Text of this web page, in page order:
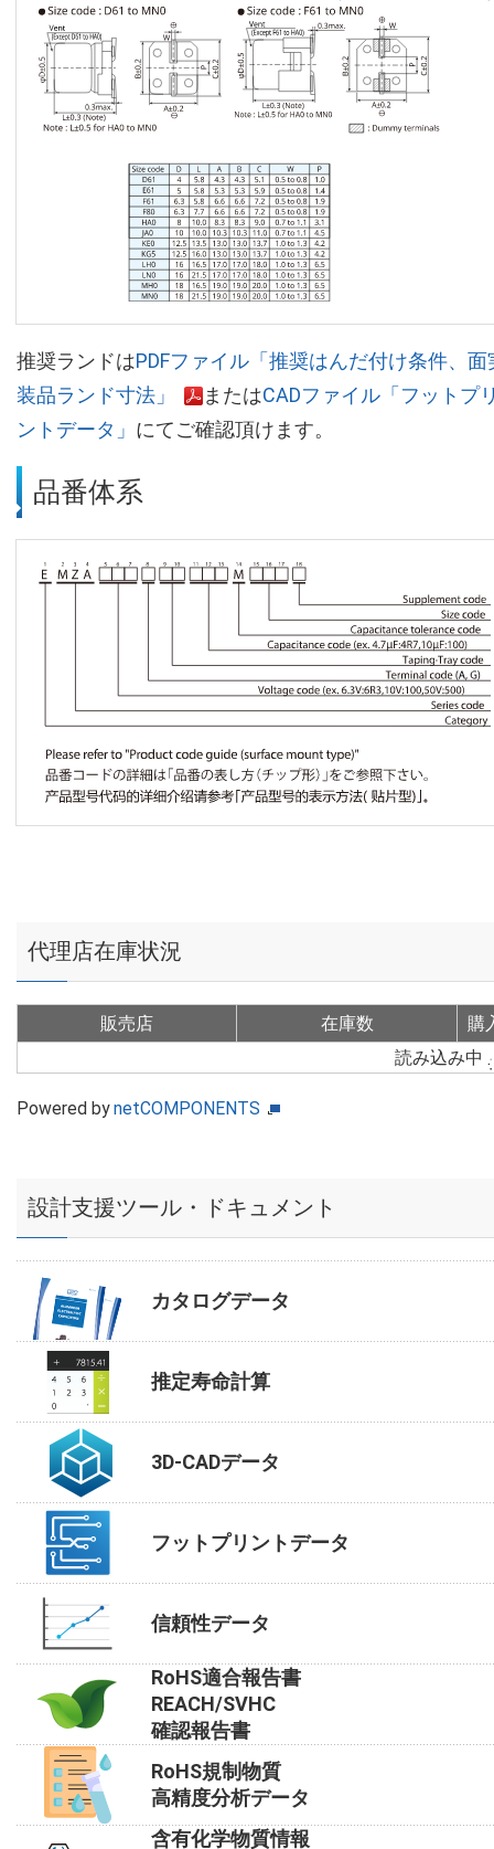
推奨ランドはPDFファイル「推奨はんだ付け条件、面
装品ランド寸法」
またはCADファイル「フットプ
ントデータ」 にてご確認頂けます。
品番体系
代理店在庫状況
販売店 在庫数
購
読み込み中
Powered bynetCOMPONENTS
設計支援ツール・ドキュメント
カタログデータ
推定寿命計算
3D-CADデータ
フットプリントデータ
信頼性データ
RoHS適合報告書
REACH/SVHC
確認報告書
RoHS規制物質
高精度分析データ
含有化学物質情報